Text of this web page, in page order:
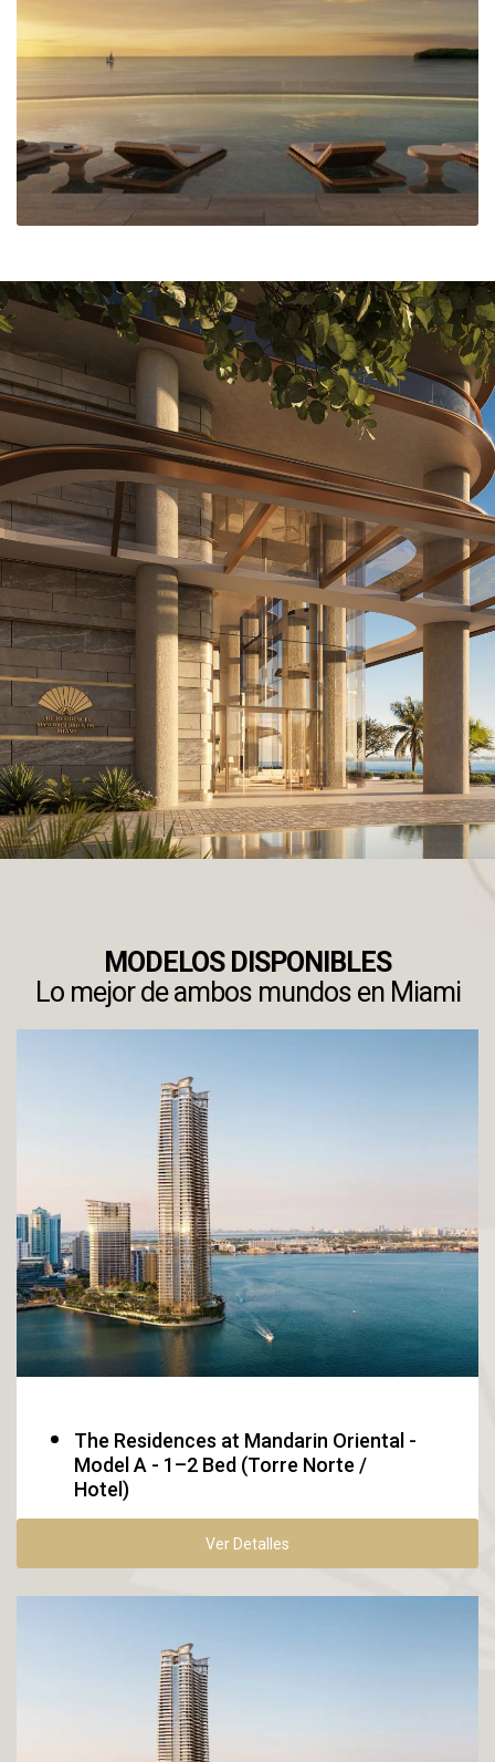
MODELOS DISPONIBLES
Lo mejor de ambos mundos en Miami
The Residences at Mandarin Oriental -
Model A - 1–2 Bed (Torre Norte /
Hotel)
Ver Detalles